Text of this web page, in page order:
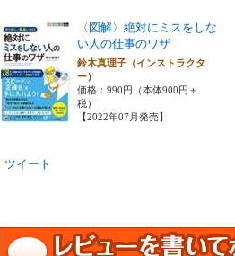
〈図解〉絶対にミスをしな
い人の仕事のワザ
鈴木真理子（インストラクタ
ー）
価格：990円（本体900円＋
税）
【2022年07月発売】
ツイート